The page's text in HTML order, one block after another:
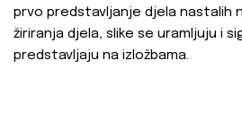
prvo predstavljanje djela nastalih
žiriranja djela, slike se uramljuju i
predstavljaju na izložbama.